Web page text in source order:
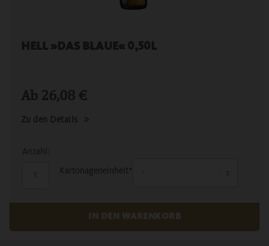
HELL »DAS BLAUE« 0,50L
Ab 26,08 €
Zu den Details
Kartonageneinheit *
Anzahl: